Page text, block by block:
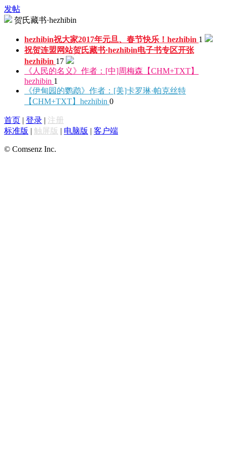
发帖
贺氏藏书·hezhibin
hezhibin祝大家2017年元旦、春节快乐！ hezhibin 1
祝贺连盟网站贺氏藏书·hezhibin电子书专区开张
hezhibin 17
《人民的名义》作者：[中]周梅森【CHM+TXT】
hezhibin 1
《伊甸园的鹦鹉》作者：[美]卡罗琳·帕克丝特
【CHM+TXT】 hezhibin 0
首页 | 登录 | 注册
标准版 | 触屏版 | 电脑版 | 客户端
© Comsenz Inc.